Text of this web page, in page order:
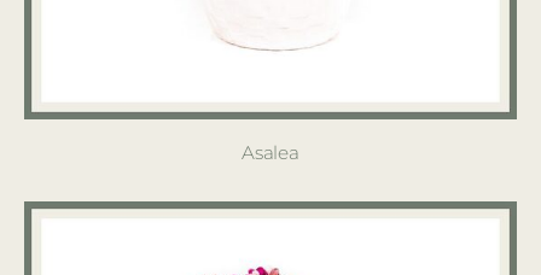
Asalea